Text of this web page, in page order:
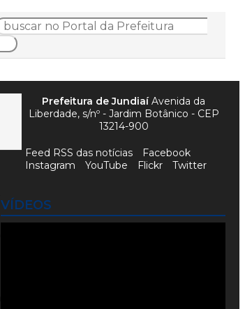
VÍDEOS
Prefeitura de JundiaíAvenida da
Liberdade, s/nº - Jardim Botânico - CEP
13214-900
Feed RSS das notícias
Facebook
Instagram
YouTube Flickr Twitter